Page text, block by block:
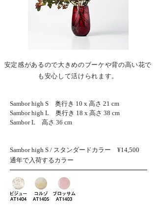
安定感があるので​大きめのブーケや背の高い花で
も安心して活けられます。
Sambor high S 奥行き 10 x 高さ 21 cm
Sambor high L 奥行き 18 x 高さ 38 cm
​Sambor L 高さ 36 cm
Sambor high S / スタンダードカラー ¥14,500​
​通年で入荷するカラー